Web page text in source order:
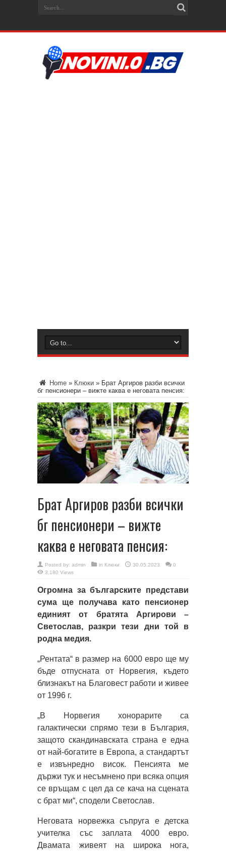
Home » Клюки » Брат Аргиров разби всички
бг пенсионери – вижте каква е неговата пенсия:
Брат Аргиров разби всички
бг пенсионери – вижте
каква е неговата пенсия:
Posted by: admin in Клюки 30.05.2023
0
3,180 Views
Огромна за българските представи
сума ще получава като пенсионер
единият от братята Аргирови –
Светослав, разкри тези дни той в
родна медия.
„Рентата“ в размер на 6000 евро ще му
бъде отпусната от Норвегия, където
близнакът на Благовест работи и живее
от 1996 г.
„В Норвегия хонорарите са
галактически спрямо тези в България,
защото скандинавската страна е една
от най-богатите в Европа, а стандартът
е извънредно висок. Пенсията ме
държи тук и несъмнено при всяка опция
се връщам с цел да се кача на сцената
с брат ми“, сподели Светослав.
Неговата норвежка съпруга е детска
учителка със заплата 4000 евро.
Двамата живеят на широка нога,